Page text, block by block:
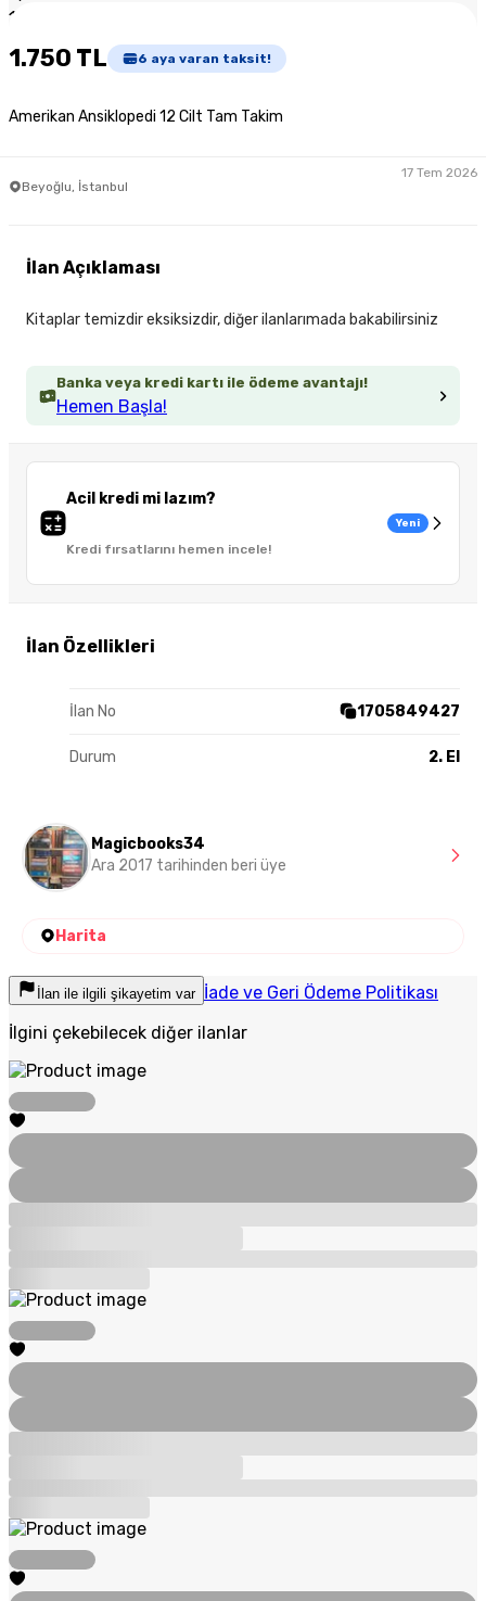
1
1.750 TL 6 aya varan taksit!
Amerikan Ansiklopedi 12 Cilt Tam Takim
Beyoğlu, İstanbul
17 Tem 2026
Banka veya kredi kartı ile ödeme avantajı!
Hemen Başla!
Acil kredi mi lazım?
Kredi fırsatlarını hemen incele!
Yeni
İlan Özellikleri
İlan No 1705849427
Durum 2. El
İlan Açıklaması
Kitaplar temizdir eksiksizdir, diğer ilanlarımada bakabilirsiniz
Magicbooks34
Ara 2017 tarihinden beri üye
Harita
İlan ile ilgili şikayetim var İade ve Geri Ödeme Politikası
İlgini çekebilecek diğer ilanlar